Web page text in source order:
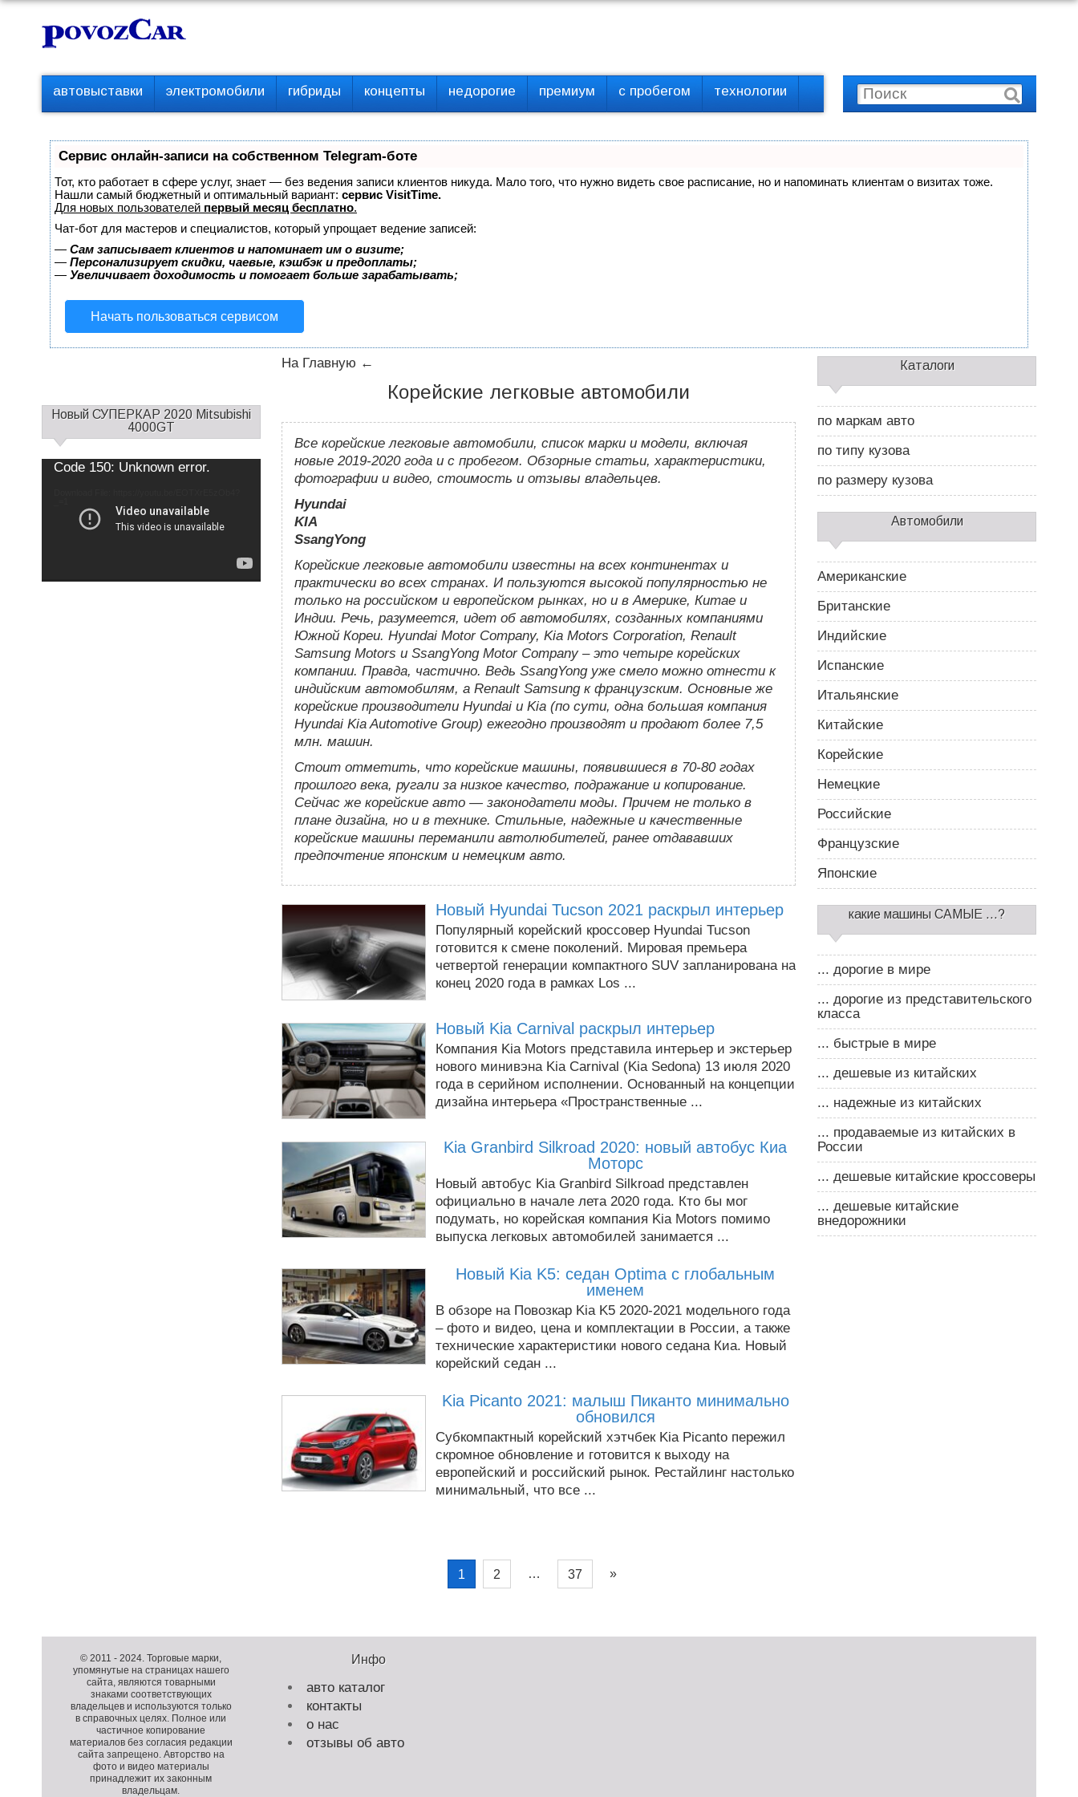
Перейти
контенту
р
о
е
м
е
ю
автовыставки электромобили гибриды концепты недорогие премиум с пробегом технологии
Сервис онлайн-записи на собственном Telegram-боте
Тот, кто работает в сфере услуг, знает — без ведения записи клиентов никуда. Мало того, что нужно видеть свое расписание, но и напоминать клиентам о визитах тоже.
Нашли самый бюджетный и оптимальный вариант: сервис VisitTime.
Для новых пользователей первый месяц бесплатно.
Чат-бот для мастеров и специалистов, который упрощает ведение записей:
— Сам записывает клиентов и напоминает им о визите;
— Персонализирует скидки, чаевые, кэшбэк и предоплаты;
— Увеличивает доходимость и помогает больше зарабатывать;
Начать пользоваться сервисом
На Главную ←
Корейские легковые автомобили
Все корейские легковые автомобили, список марки и модели, включая
новые 2019-2020 года и с пробегом. Обзорные статьи, характеристики,
фотографии и видео, стоимость и отзывы владельцев.
Hyundai
KIA
SsangYong
Корейские легковые автомобили известны на всех континентах и
практически во всех странах. И пользуются высокой популярностью не
только на российском и европейском рынках, но и в Америке, Китае и
Индии. Речь, разумеется, идет об автомобилях, созданных компаниями
Южной Кореи. Hyundai Motor Company, Kia Motors Corporation, Renault
Samsung Motors и SsangYong Motor Company – это четыре корейских
компании. Правда, частично. Ведь SsangYong уже смело можно отнести к
индийским автомобилям, а Renault Samsung к французским. Основные же
корейские производители Hyundai и Kia (по сути, одна большая компания
Hyundai Kia Automotive Group) ежегодно производят и продают более 7,5
млн. машин.
Стоит отметить, что корейские машины, появившиеся в 70-80 годах
прошлого века, ругали за низкое качество, подражание и копирование.
Сейчас же корейские авто — законодатели моды. Причем не только в
плане дизайна, но и в технике. Стильные, надежные и качественные
корейские машины переманили автолюбителей, ранее отдававших
предпочтение японским и немецким авто.
Новый Hyundai Tucson 2021 раскрыл интерьер
Популярный корейский кроссовер Hyundai Tucson
готовится к смене поколений. Мировая премьера
четвертой генерации компактного SUV запланирована на
конец 2020 года в рамках Los ...
Новый Kia Carnival раскрыл интерьер
Компания Kia Motors представила интерьер и экстерьер
нового минивэна Kia Carnival (Kia Sedona) 13 июля 2020
года в серийном исполнении. Основанный на концепции
дизайна интерьера «Пространственные ...
Kia Granbird Silkroad 2020: новый автобус Киа
Моторс
Новый автобус Kia Granbird Silkroad представлен
официально в начале лета 2020 года. Кто бы мог
подумать, но корейская компания Kia Motors помимо
выпуска легковых автомобилей занимается ...
Новый Kia K5: седан Optima с глобальным
именем
В обзоре на Повозкар Kia K5 2020-2021 модельного года
– фото и видео, цена и комплектации в России, а также
технические характеристики нового седана Киа. Новый
корейский седан ...
Kia Picanto 2021: малыш Пиканто минимально
обновился
Субкомпактный корейский хэтчбек Kia Picanto пережил
скромное обновление и готовится к выходу на
европейский и российский рынок. Рестайлинг настолько
минимальный, что все ...
п
о
з
1 2 … 37 »
С
д
Новый СУПЕРКАР 2020 Mitsubishi
4000GT
Video
Code 150: Unknown error.Use
Up/Down
or
decrease
volume.
д
б
а
р
2
Каталоги
по маркам авто
по типу кузова
по размеру кузова
Автомобили
Американские
Британские
Индийские
Испанские
Итальянские
Китайские
Корейские
Немецкие
Российские
Французские
Японские
какие машины САМЫЕ ...?
... дорогие в мире
... дорогие из представительского
класса
... быстрые в мире
... дешевые из китайских
... надежные из китайских
... продаваемые из китайских в
России
... дешевые китайские кроссоверы
... дешевые китайские
внедорожники
о
и
р
а
© 2011 -2024. Торговые марки,
упомянутые на страницах нашего
сайта, являются товарными
знаками соответствующих
владельцев и используются только
в справочных целях. Полное или
частичное копирование
материалов без согласия редакции
сайта запрещено. Авторство на
фото и видео материалы
принадлежит их законным
владельцам.
Инфо
авто каталог
контакты
о нас
отзывы об авто